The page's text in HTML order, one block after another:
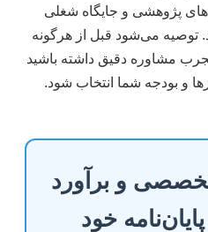
پژوهشی و جایگاه شغلی
توصیه می‌شود قبل از هرگونه
مشاوره دقیق داشته باشید
و بودجه شما انتخاب شود.
و برآورد
خود